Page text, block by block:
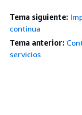
Tema siguiente:
continua
Tema anterior:
servicios